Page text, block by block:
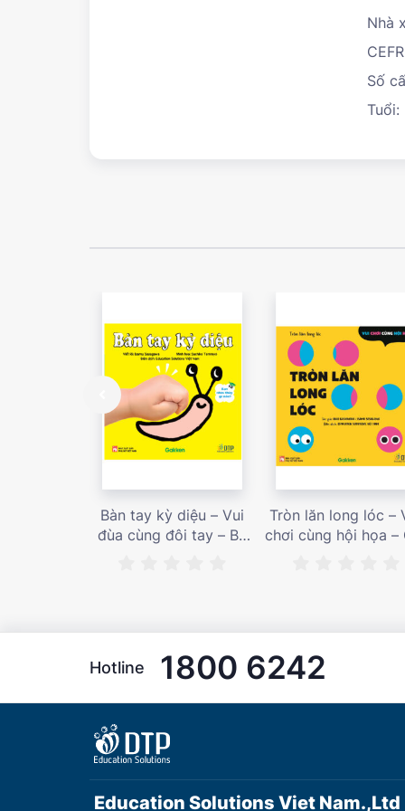
Nhà
Số
Tuổi:
Bàn tay kỳ diệu – Vui
đùa cùng đôi tay – Bé
Tròn lăn long lóc –
chơi cùng hội họa –
Hotline 1800 6242
Education Solutions Viet Nam.,Ltd